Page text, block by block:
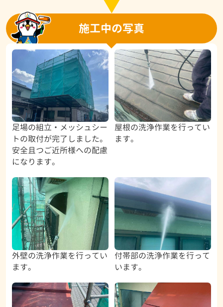
施工中の写真
足場の組立・メッシュシー
トの取付が完了しました。
安全且つご近所様への配慮
になります。
屋根の洗浄作業を行ってい
ます。
外壁の洗浄作業を行ってい
ます。
付帯部の洗浄作業を行って
います。